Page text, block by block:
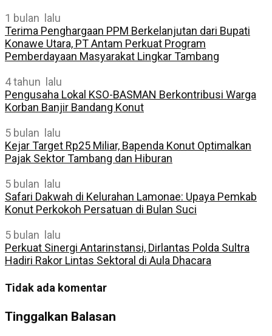
1 bulan lalu
Terima Penghargaan PPM Berkelanjutan dari Bupati
Konawe Utara, PT Antam Perkuat Program
Pemberdayaan Masyarakat Lingkar Tambang
4 tahun lalu
Pengusaha Lokal KSO-BASMAN Berkontribusi Warga
Korban Banjir Bandang Konut
5 bulan lalu
Kejar Target Rp25 Miliar, Bapenda Konut Optimalkan
Pajak Sektor Tambang dan Hiburan
5 bulan lalu
Safari Dakwah di Kelurahan Lamonae: Upaya Pemkab
Konut Perkokoh Persatuan di Bulan Suci
5 bulan lalu
Perkuat Sinergi Antarinstansi, Dirlantas Polda Sultra
Hadiri Rakor Lintas Sektoral di Aula Dhacara
Tidak ada komentar
Tinggalkan Balasan